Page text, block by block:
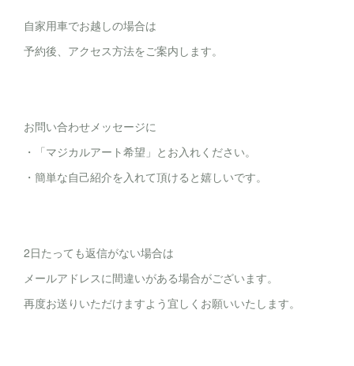
自家用車でお越しの場合は
予約後、アクセス方法をご案内します。
お問い合わせメッセージに
・「マジカルアート希望」とお入れください。
・簡単な自己紹介を入れて頂けると嬉しいです。
2日たっても返信がない場合は
メールアドレスに間違いがある場合がございます。
再度お送りいただけますよう宜しくお願いいたします。